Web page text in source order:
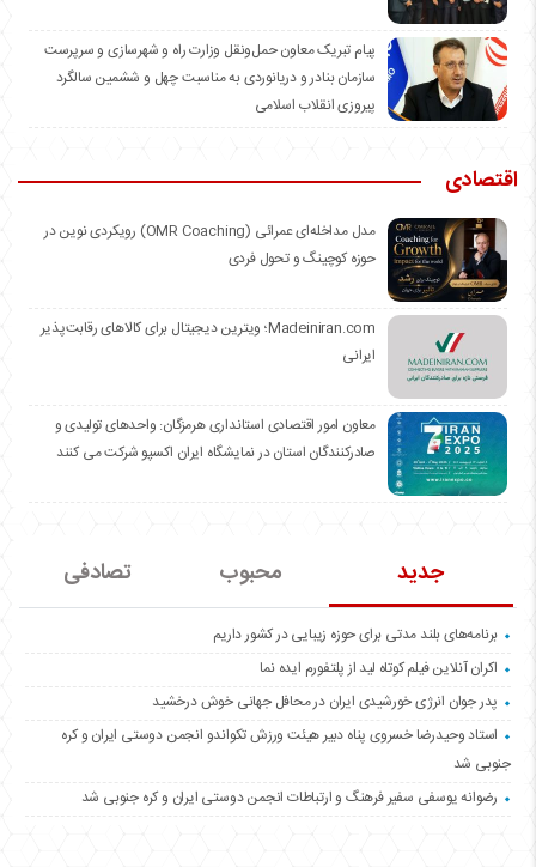
️پیام تبریک معاون حمل‌ونقل وزارت راه و شهرسازی و سرپرست
سازمان بنادر و دریانوردی به مناسبت چهل و ششمین سالگرد
پیروزی انقلاب اسلامی
اقتصادی
مدل مداخله‌ای عمرائی (OMR Coaching) رویکردی نوین در
حوزه کوچینگ و تحول فردی
Madeiniran.com؛ ویترین دیجیتال برای کالاهای رقابت‌پذیر
ایرانی
معاون امور اقتصادی استانداری هرمزگان: واحدهای تولیدی و
صادرکنندگان استان در نمایشگاه ایران اکسپو شرکت می کنند
جدید محبوب تصادفی
برنامه‌های بلند مدتی برای حوزه زیبایی در کشور داریم
اکران آنلاین فیلم کوتاه لید از پلتفورم ایده نما
پدر جوان انرژی خورشیدی ایران در محافل جهانی خوش درخشید
استاد وحیدرضا خسروی پناه دبیر هیئت ورزش تکواندو انجمن دوستی ایران و کره
جنوبی شد
رضوانه یوسفی سفیر فرهنگ و ارتباطات انجمن دوستی ایران و کره جنوبی شد